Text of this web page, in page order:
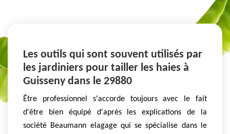
Les outils qui sont souvent utilisés par
les jardiniers pour tailler les haies à
Guisseny dans le 29880
Être professionnel s'accorde toujours avec le fait
d'être bien équipé d'après les explications de la
société Beaumann elagage qui se spécialise dans le